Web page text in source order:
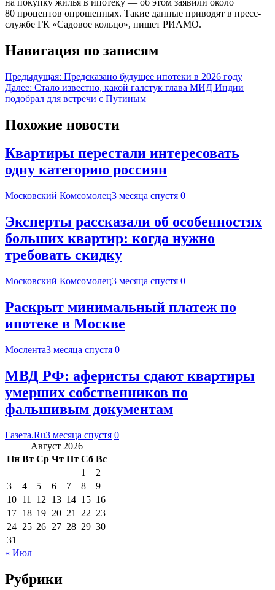
80 процентов опрошенных. Такие данные приводят в пресс-
службе ГК «Садовое кольцо», пишет РИАМО.
Навигация по записям
Предыдущая: Предсказано будущее ипотеки в 2026 году
Далее: Стало известно, какой галстук глава МИД Индии
подобрал для встречи с Путиным
Похожие новости
Квартиры перестали интересовать
одну категорию россиян
Московский Комсомолец3 месяца спустя 0
Эксперты рассказали об особенностях
больших квартир: когда нужно
требовать скидку
Московский Комсомолец3 месяца спустя 0
Раскрыт минимальный платеж по
ипотеке в Москве
Мослента3 месяца спустя 0
МВД РФ: аферисты сдают квартиры
умерших собственников по
фальшивым документам
Газета.Ru3 месяца спустя 0
Август 2026
Пн Вт Ср Чт Пт Сб Вс
1
2
3
4 5 6 7 8
9
10 11 12 13 14 15 16
17 18 19 20 21 22 23
24 25 26 27 28 29 30
31
« Июл
Рубрики